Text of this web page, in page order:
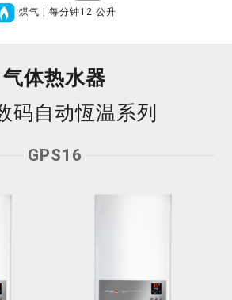
煤气 | 每分钟12 公升
气体热水器
码自动恆温系列
GPS16